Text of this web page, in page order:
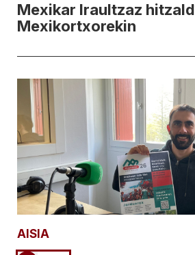
Mexikar Iraultzaz
Mexikortxorekin
AISIA